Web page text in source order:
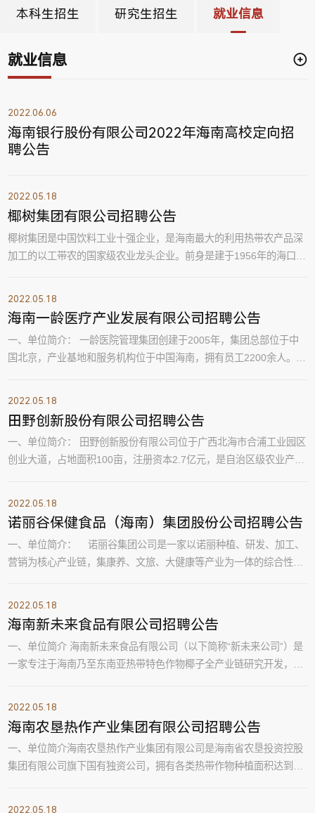
本科生招生 研究生招生 就业信息
就业信息
2022.06.06
海南银行股份有限公司2022年海南高校定向招
聘公告
2022.05.18
椰树集团有限公司招聘公告
椰树集团是中国饮料工业十强企业，是海南最大的利用热带农产品深
加工的以工带农的国家级农业龙头企业。前身是建于1956年的海口罐
四任美国总统在内的一百多位国家领导人。椰树牌椰子汁和椰树牌矿
泉水被国家授予“中国名牌产品”称号，是全国饮料行业唯一有两种产
品同时被评为“中国名牌”的企业。2...
2022.05.18
海南一龄医疗产业发展有限公司招聘公告
一、单位简介： 一龄医院管理集团创建于2005年，集团总部位于中
国北京，产业基地和服务机构位于中国海南，拥有员工2200余人。集
多元化的高端综合型医疗康养服务产业集团。目前，集团旗下拥有2
家三级综合医疗机构和10余家子公司，在全...
2022.05.18
田野创新股份有限公司招聘公告
一、单位简介： 田野创新股份有限公司位于广西北海市合浦工业园区
创业大道，占地面积100亩，注册资本2.7亿元，是自治区级农业产业
广西田野创新农业科技有限公司海南达川食品有限公司湖北田野农谷
生物科技有限公司攀枝花田野创新农业科技有限公司等多家子公司。
公司通过优质的产品和全方位的服务，成...
2022.05.18
诺丽谷保健食品（海南）集团股份公司招聘公告
一、单位简介： 诺丽谷集团公司是一家以诺丽种植、研发、加工、
营销为核心产业链，集康养、文旅、大健康等产业为一体的综合性集
诺善堂（海南）中医有限公司等多家机构，初步形成以特色农业、生
态旅居、乡村观光、康养医养等一二三产业深度融合的产业格局；公
司2021年11月获得高新技术企业资质，...
2022.05.18
海南新未来食品有限公司招聘公告
一、单位简介 海南新未来食品有限公司（以下简称“新未来公司”）是
一家专注于海南乃至东南亚热带特色作物椰子全产业链研究开发，科
100%纯植物基蛋白新型椰汁国家发明专利。于2021年开始产品上市
运作，在依托自身强大的研发体系基础上，通...
2022.05.18
海南农垦热作产业集团有限公司招聘公告
一、单位简介海南农垦热作产业集团有限公司是海南省农垦投资控股
集团有限公司旗下国有独资公司，拥有各类热带作物种植面积达到
2022.05.18